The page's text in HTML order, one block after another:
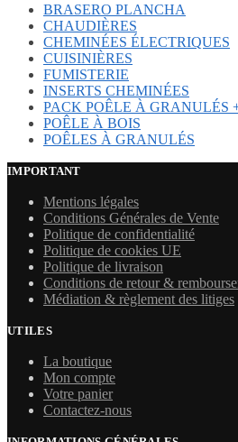
BRASERO PLANCHA
CHAUDIÈRES
CHEMINÉES ÉLECTRIQUES
CUISINIÈRES
FUMISTERIE
INSERTS CHEMINÉES
PACK POÊLE À GRANULÉS
POÊLE À BOIS
POÊLES À GRANULÉS
IMPORTANT
Mentions légales
Conditions Générales de Vente
Politique de confidentialité
Politique de cookies UE
Politique de livraison
Conditions de retour &
Médiation & règlement des litiges
UTILES
La boutique
Mon compte
Votre panier
Contactez-nous